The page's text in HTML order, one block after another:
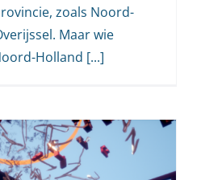
zoals Noord-
Maar wie
Holland [...]